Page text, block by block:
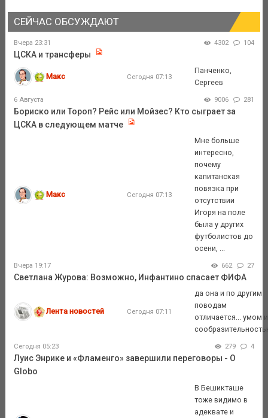
СЕЙЧАС ОБСУЖДАЮТ
Вчера 23:31 4302 104
ЦСКА и трансферы
Макс Сегодня 07:13
Панченко,
Сергеев
6 Августа 9006 281
Бориско или Тороп? Рейс или Мойзес? Кто сыграет за
ЦСКА в следующем матче
Макс Сегодня 07:13
Мне больше
интересно,
почему
капитанская
повязка при
отсутствии
Игоря на поле
была у других
футболистов до
осени, ...
Вчера 19:17 662 27
Светлана Журова: Возможно, Инфантино спасает ФИФА
Лента новостей Сегодня 07:11
да она и по другим
поводам
отличается... умом и
Сегодня 05:23 279 4
Луис Энрике и «Фламенго» завершили переговоры - O
Globo
В Бешикташе
тоже видимо в
адеквате и